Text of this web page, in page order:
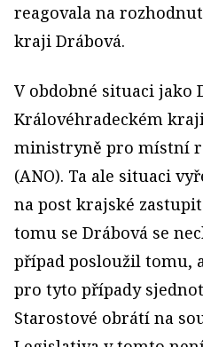
reagovala na
kraji Drábová.
V obdobné situaci jako
Královéhradeckém
ministryně pro místní
(ANO). Ta ale situaci
na post krajské
tomu se Drábová se
případ posloužil tomu,
pro tyto případy
Starostové obrátí na